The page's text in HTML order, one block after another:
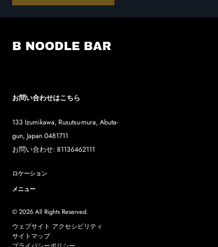
B NOODLE BAR
お問い合わせはこちら
133 Izumikawa, Rusutsu-mura, Abuta-
gun, Japan 0481711
お問い合わせ: 81136462111
ロケーション
メニュー
© 2026 All Rights Reserved.
ウェブサイト アクセシビリティ
サイトマップ